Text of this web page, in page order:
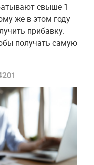
свыше 1
же в этом году
прибавку.
получать самую